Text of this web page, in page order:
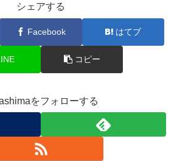
シェアする
Facebook はてブ
コピー
をフォローする